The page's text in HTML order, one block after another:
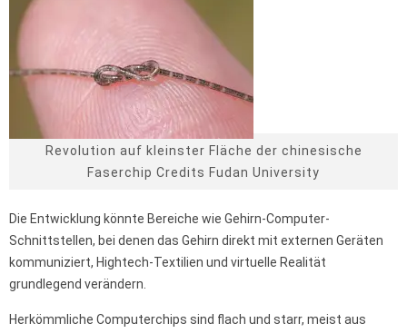
Revolution auf kleinster Fläche der chinesische
Faserchip Credits Fudan University
Die Entwicklung könnte Bereiche wie Gehirn-Computer-
Schnittstellen, bei denen das Gehirn direkt mit externen Geräten
kommuniziert, Hightech-Textilien und virtuelle Realität
grundlegend verändern.
Herkömmliche Computerchips sind flach und starr, meist aus